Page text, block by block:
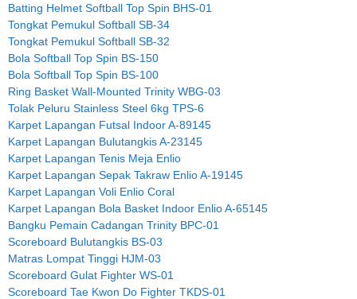
Batting Helmet Softball Top Spin BHS-01
Tongkat Pemukul Softball SB-34
Tongkat Pemukul Softball SB-32
Bola Softball Top Spin BS-150
Bola Softball Top Spin BS-100
Ring Basket Wall-Mounted Trinity WBG-03
Tolak Peluru Stainless Steel 6kg TPS-6
Karpet Lapangan Futsal Indoor A-89145
Karpet Lapangan Bulutangkis A-23145
Karpet Lapangan Tenis Meja Enlio
Karpet Lapangan Sepak Takraw Enlio A-19145
Karpet Lapangan Voli Enlio Coral
Karpet Lapangan Bola Basket Indoor Enlio A-65145
Bangku Pemain Cadangan Trinity BPC-01
Scoreboard Bulutangkis BS-03
Matras Lompat Tinggi HJM-03
Scoreboard Gulat Fighter WS-01
Scoreboard Tae Kwon Do Fighter TKDS-01